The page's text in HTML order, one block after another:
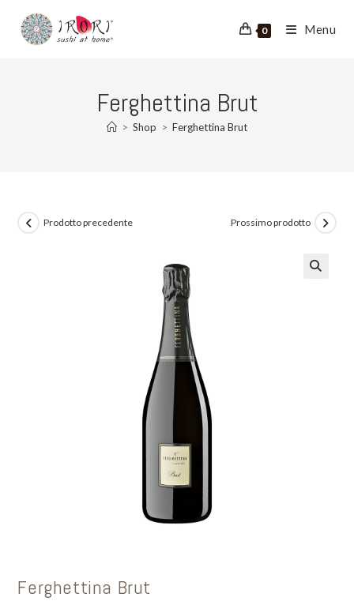
contenuto
0 Menu
Ferghettina Brut
> Shop > Ferghettina Brut
Prodotto precedente Prossimo prodotto
Ferghettina Brut